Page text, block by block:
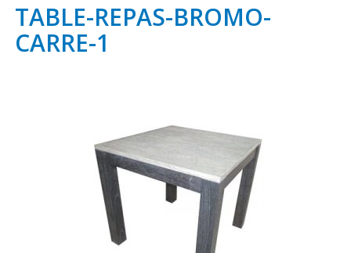
TABLE-REPAS-BROMO-
CARRE-1